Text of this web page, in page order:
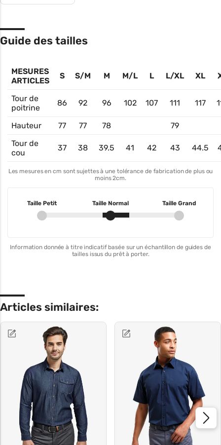
Guide des tailles
MESURES
ARTICLES
S S/M M M/L L L/XL XL
Tour de
poitrine
86 92 96 102 107 111 117
Hauteur 77 77 78
79
Tour de
cou
37 38 39.5 41 42 43 44.5
Les mesures en cm sont sujettes à une tolérance de fabrication de plus ou
moins 2cm.
Taille Petit Taille Normal Taille Grand
Information donnée à titre indicatif basée sur un échantillon de guides de
tailles issus du prêt à porter.
Articles similaires: